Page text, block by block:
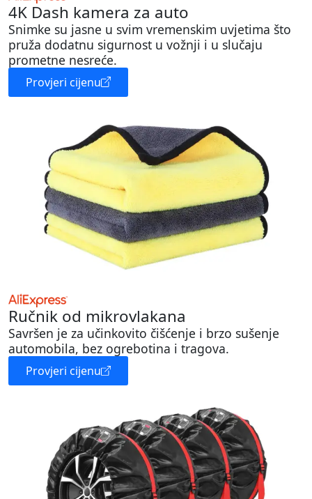
4K Dash kamera za auto
Snimke su jasne u svim vremenskim uvjetima što
pruža dodatnu sigurnost u vožnji i u slučaju
prometne nesreće.
Provjeri cijenu
Ručnik od mikrovlakana
Savršen je za učinkovito čišćenje i brzo sušenje
automobila, bez ogrebotina i tragova.
Provjeri cijenu